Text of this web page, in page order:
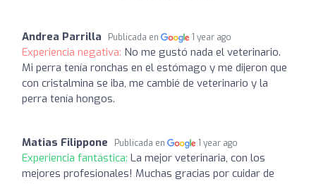
Andrea Parrilla Publicada en 1 year ago
Experiencia negativa: No me gustó nada el veterinario.
Mi perra tenía ronchas en el estómago y me dijeron que
con cristalmina se iba, me cambié de veterinario y la
perra tenía hongos.
Matias Filippone Publicada en 1 year ago
Experiencia fantástica: La mejor veterinaria, con los
mejores profesionales! Muchas gracias por cuidar de